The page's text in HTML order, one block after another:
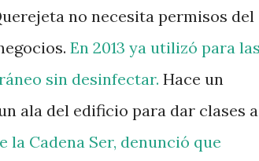
no necesita permisos del
En 2013 ya utilizó para
sin desinfectar. Hace un
ala del edificio para dar clases a
la Cadena Ser, denunció que